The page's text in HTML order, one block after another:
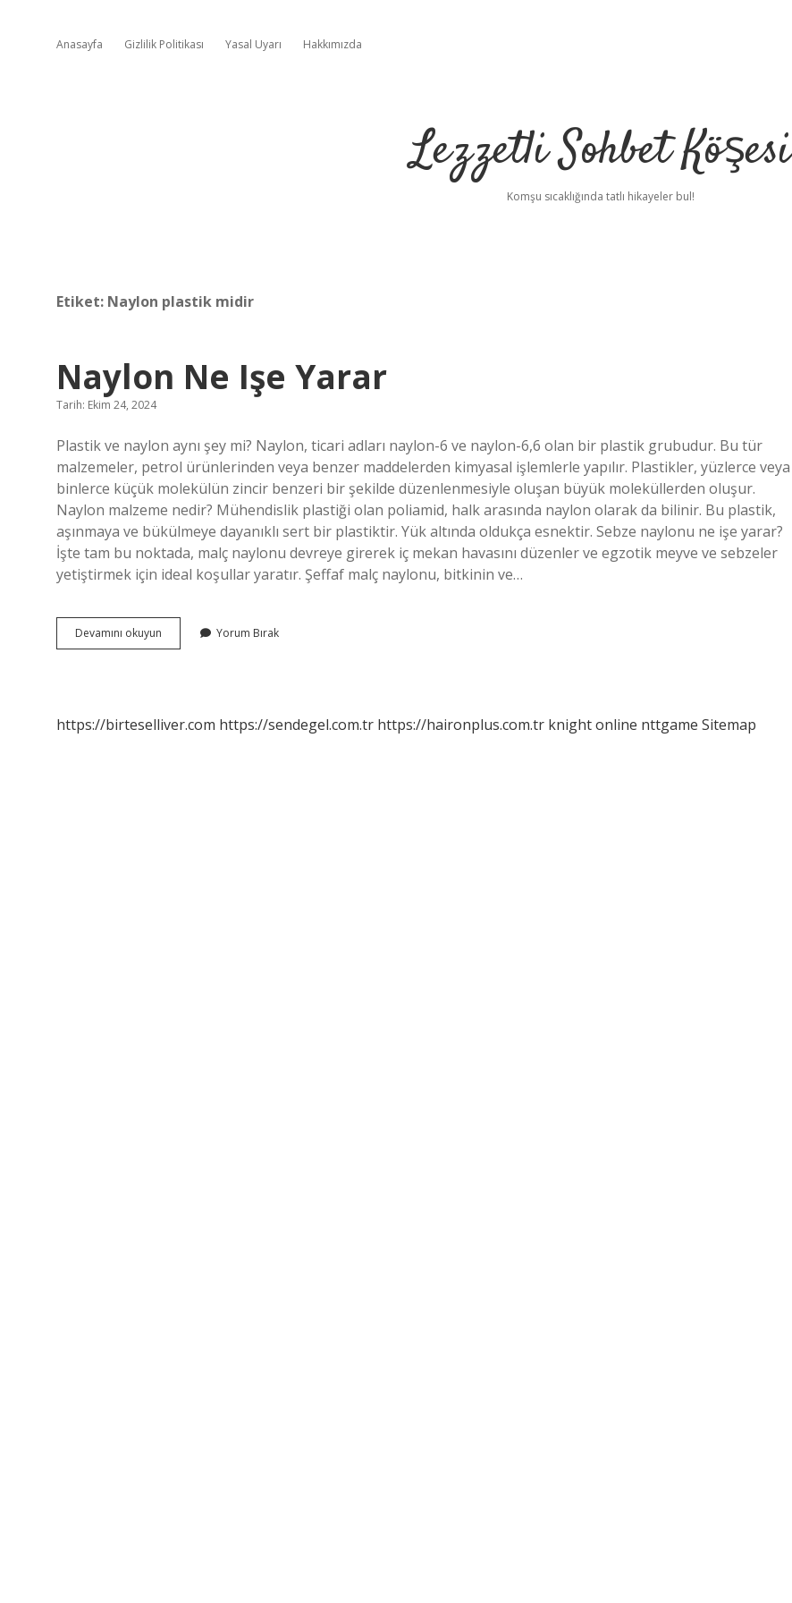
Anasayfa Gizlilik Politikası Yasal Uyarı Hakkımızda
Lezzetli Sohbet Köşesi
Komşu sıcaklığında tatlı hikayeler bul!
Etiket: Naylon plastik midir
Naylon Ne Işe Yarar
Tarih: Ekim 24, 2024
Plastik ve naylon aynı şey mi? Naylon, ticari adları naylon-6 ve naylon-6,6 olan bir plastik grubudur. Bu tür
malzemeler, petrol ürünlerinden veya benzer maddelerden kimyasal işlemlerle yapılır. Plastikler, yüzlerce veya
binlerce küçük molekülün zincir benzeri bir şekilde düzenlenmesiyle oluşan büyük moleküllerden oluşur.
Naylon malzeme nedir? Mühendislik plastiği olan poliamid, halk arasında naylon olarak da bilinir. Bu plastik,
aşınmaya ve bükülmeye dayanıklı sert bir plastiktir. Yük altında oldukça esnektir. Sebze naylonu ne işe yarar?
İşte tam bu noktada, malç naylonu devreye girerek iç mekan havasını düzenler ve egzotik meyve ve sebzeler
yetiştirmek için ideal koşullar yaratır. Şeffaf malç naylonu, bitkinin ve…
Devamını okuyun
Ne
Yorum Bırak
https://birteselliver.com https://sendegel.com.tr https://haironplus.com.tr knight online nttgame Sitemap